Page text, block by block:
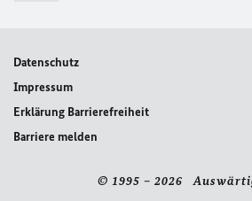
Datenschutz
Impressum
Erklärung Barrierefreiheit
Barriere melden
© 1995 – 2026